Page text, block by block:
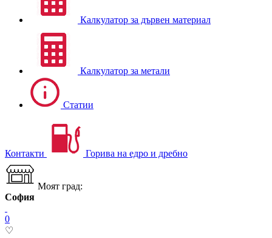
Калкулатор за дървен материал
Калкулатор за метали
Статии
Контакти Горива на едро и дребно
Моят град:
София
0
♡